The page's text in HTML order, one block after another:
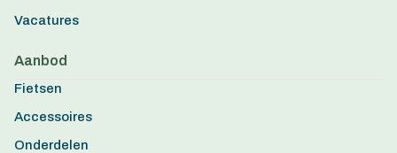
Vacatures
Aanbod
Fietsen
Accessoires
Onderdelen